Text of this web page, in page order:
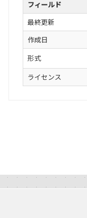
フィールド
最終更新
作成日
形式
ライセンス